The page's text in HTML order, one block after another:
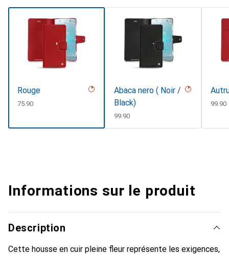
Rouge
CHF
75.90
Abaca nero ( Noir /
Black)
CHF
99.90
CHF
99.90
Informations sur le produit
Description
Cette housse en cuir pleine fleur représente les exigences,